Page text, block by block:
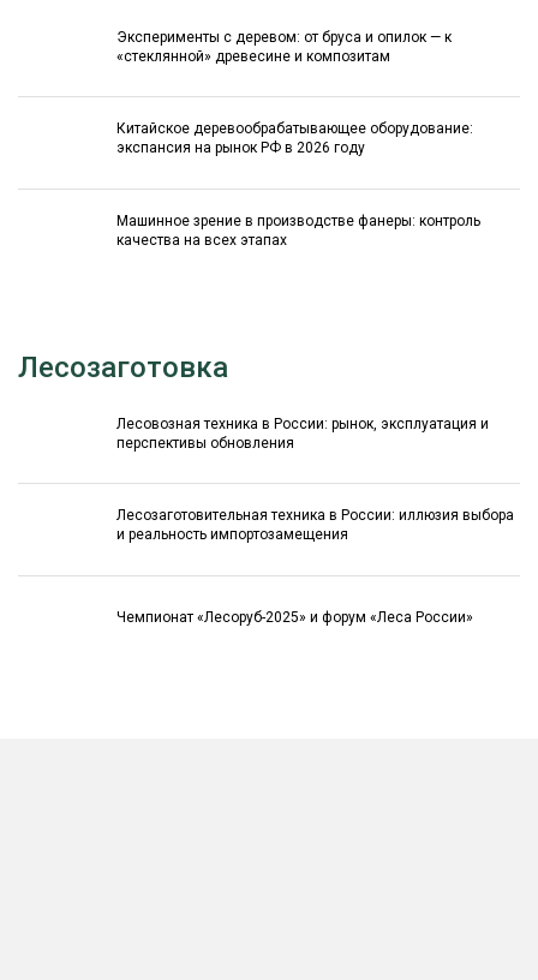
Эксперименты с деревом: от бруса и опилок — к
«стеклянной» древесине и композитам
Китайское деревообрабатывающее оборудование:
экспансия на рынок РФ в 2026 году
Машинное зрение в производстве фанеры: контроль
качества на всех этапах
Лесозаготовка
Лесовозная техника в России: рынок, эксплуатация и
перспективы обновления
Лесозаготовительная техника в России: иллюзия выбора
и реальность импортозамещения
Чемпионат «Лесоруб-2025» и форум «Леса России»